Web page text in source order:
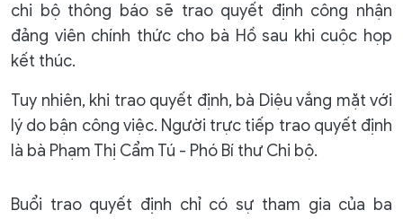
chi bộ thông báo sẽ trao quyết định công nhận
đảng viên chính thức cho bà Hồ sau khi cuộc họp
kết thúc.
Tuy nhiên, khi trao quyết định, bà Diệu vắng mặt với
lý do bận công việc. Người trực tiếp trao quyết định
là bà Phạm Thị Cẩm Tú - Phó Bí thư Chi bộ.
Buổi trao quyết định chỉ có sự tham gia của ba